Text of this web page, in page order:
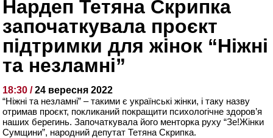
Нардеп Тетяна Скрипка
започаткувала проєкт
підтримки для жінок “Ніжні
та незламні”
18:30 /24 вересня 2022
“Ніжні та незламні” – такими є українські жінки, і таку назву
отримав проєкт, покликаний покращити психологічне здоров’я
наших берегинь. Започаткувала його менторка руху “Зе!Жінки
Сумщини”, народний депутат Тетяна Скрипка.